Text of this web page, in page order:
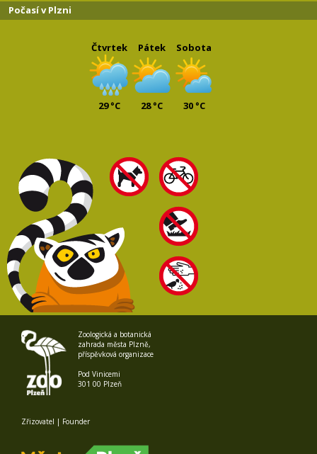
Počasí v Plzni
Čtvrtek
29 °C
Pátek
28 °C
Sobota
30 °C
Zoologická a botanická
zahrada města Plzně,
příspěvková organizace
Pod Vinicemi
301 00 Plzeň
Zřizovatel | Founder